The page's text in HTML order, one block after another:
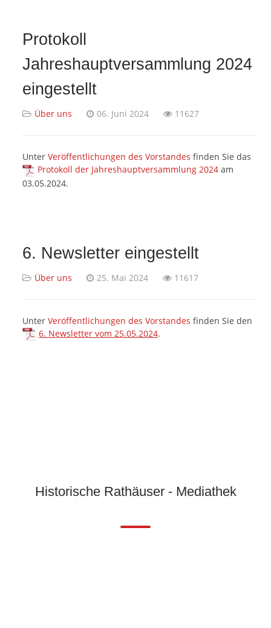
Protokoll
Jahreshauptversammlung 2024
eingestellt
Über uns 06. Juni 2024 11627
Unter Veröffentlichungen des Vorstandes finden Sie das
Protokoll der Jahreshauptversammlung 2024 am
03.05.2024.
6. Newsletter eingestellt
Über uns 25. Mai 2024 11617
Unter Veröffentlichungen des Vorstandes finden Sie den
6. Newsletter vom 25.05.2024.
Historische Rathäuser - Mediathek